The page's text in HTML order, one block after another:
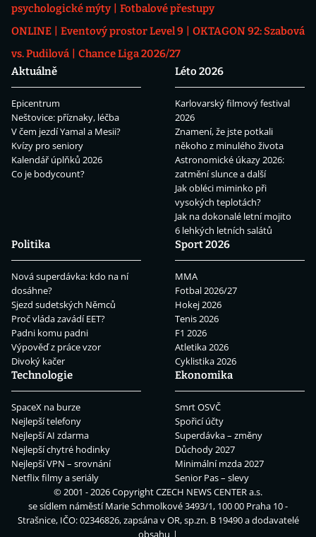
psychologické mýty
Fotbalové přestupy
ONLINE
Eventový prostor Level 9
OKTAGON 92: Szabová
vs. Pudilová
Chance Liga 2026/27
Aktuálně
Epicentrum
Neštovice: příznaky, léčba
V čem jezdí Yamal a Mesii?
Kvízy pro seniory
Kalendář úplňků 2026
Co je bodycount?
Léto 2026
Karlovarský filmový festival
2026
Znamení, že jste potkali
někoho z minulého života
Astronomické úkazy 2026:
zatmění slunce a další
Jak obléci miminko při
vysokých teplotách?
Jak na dokonalé letní mojito
6 lehkých letních salátů
Politika
Nová superdávka: kdo na ní
dosáhne?
Sjezd sudetských Němců
Proč vláda zavádí EET?
Padni komu padni
Výpověď z práce vzor
Divoký kačer
Sport 2026
MMA
Fotbal 2026/27
Hokej 2026
Tenis 2026
F1 2026
Atletika 2026
Cyklistika 2026
Technologie
SpaceX na burze
Nejlepší telefony
Nejlepší AI zdarma
Nejlepší chytré hodinky
Nejlepší VPN – srovnání
Netflix filmy a seriály
Ekonomika
Smrt OSVČ
Spořicí účty
Superdávka – změny
Důchody 2027
Minimální mzda 2027
Senior Pas – slevy
© 2001 - 2026 CopyrightCZECH NEWS CENTER a.s.
se sídlem náměstí Marie Schmolkové 3493/1, 100 00 Praha 10 -
Strašnice, IČO: 02346826, zapsána v OR, sp.zn. B 19490 a dodavatelé
obsahu